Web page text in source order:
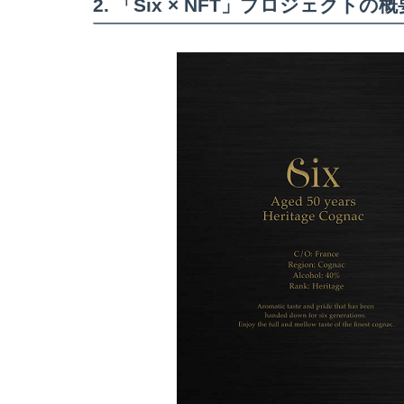
2. 「Six × NFT」プロジェクトの概